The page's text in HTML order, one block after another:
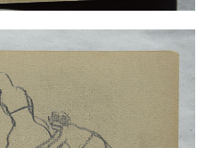
und Schrift in der Kunst
Süden
Becker
Holt